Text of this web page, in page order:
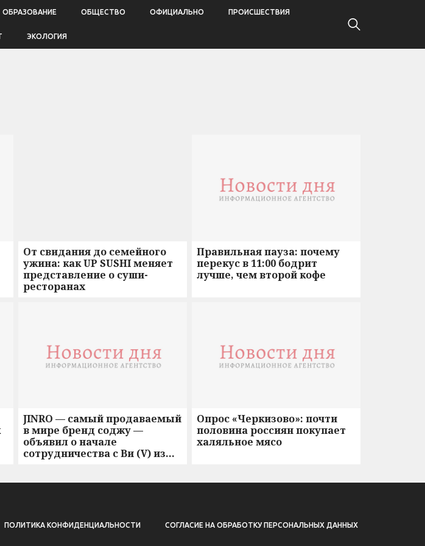
ОБРАЗОВАНИЕ ОБЩЕСТВО ОФИЦИАЛЬНО ПРОИСШЕСТВИЯ
ЭКОЛОГИЯ
От свидания до семейного
ужина: как UP SUSHI меняет
представление о суши-
ресторанах
Правильная пауза: почему
перекус в 11:00 бодрит
лучше, чем второй кофе
JINRO — самый продаваемый
в мире бренд соджу —
объявил о начале
сотрудничества с Ви (V) из
Опрос «Черкизово»: почти
половина россиян покупает
халяльное мясо
ПОЛИТИКА КОНФИДЕНЦИАЛЬНОСТИ СОГЛАСИЕ НА ОБРАБОТКУ ПЕРСОНАЛЬНЫХ ДАННЫХ